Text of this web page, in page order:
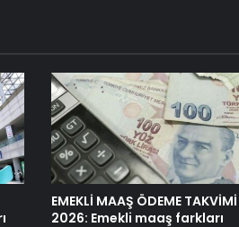
EMEKLİ MAAŞ ÖDEME TAKVİMİ
2026: Emekli maaş farkları